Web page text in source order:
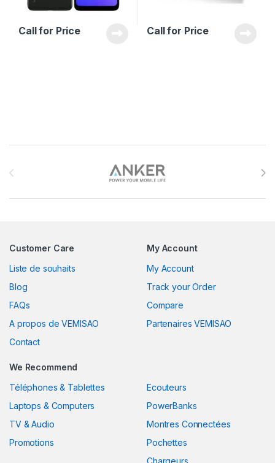
Call for Price Call for Price
Customer Care
Liste de souhaits
Blog
FAQs
A propos de VEMISAO
Contact
My Account
My Account
Track your Order
Compare
Partenaires VEMISAO
We Recommend
Téléphones & Tablettes
Laptops & Computers
TV & Audio
Promotions
Ecouteurs
PowerBanks
Montres Connectées
Pochettes